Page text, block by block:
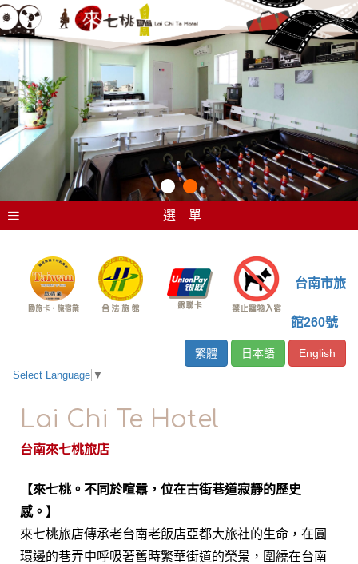
選 單
台南市旅
館260號
繁體 日本語 English
Select Language ▼
Lai Chi Te Hotel
台南來七桃旅店
【來七桃。不同於喧囂，位在古街巷道寂靜的歷史
感。】
來七桃旅店傳承老台南老飯店亞都大旅社的生命，在圓
環邊的巷弄中呼吸著舊時繁華街道的榮景，圍繞在台南